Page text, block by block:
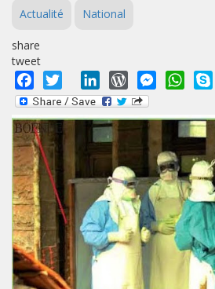
Actualité National
share
tweet
Facebook
Twitter LinkedInWordPressMessenger